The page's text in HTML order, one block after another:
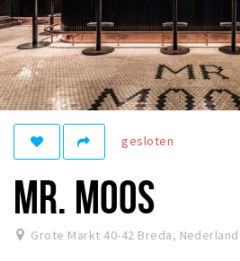
Drinken
Slapen
Recreatief
Winkels
Winkelgebieden
Bezienswaardigheden
Musea, theaters & podia
gesloten
MR. MOOS
Grote Markt 40-42 Breda, Nederland